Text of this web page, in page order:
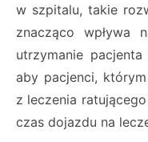
w szpitalu, takie
znacząco wpływa
utrzymanie
aby pacjenci,
z leczenia
czas dojazdu na